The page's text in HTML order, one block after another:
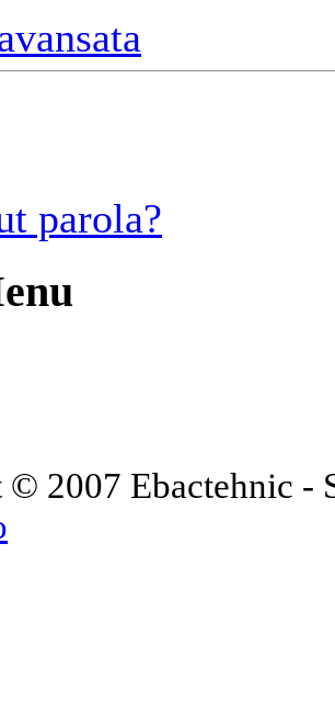
parola?
2007 Ebactehnic -